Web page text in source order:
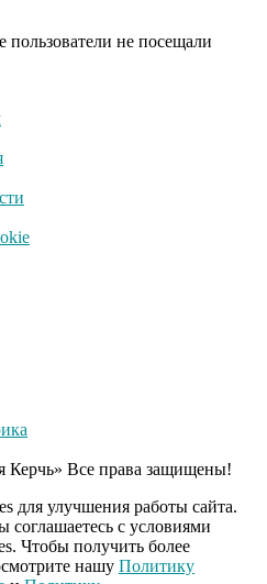
когда
пользователи не посещали
Керчь» Все права защищены!
для улучшения работы сайта.
соглашаетесь с условиями
Чтобы получить более
нашу Политику